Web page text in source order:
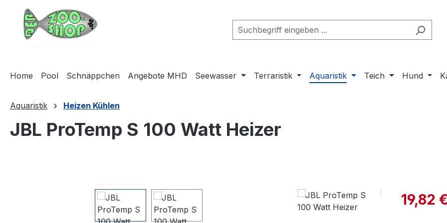
Hauptinhalt springen
Zur Suche springen
Zur Hauptnavigation springen
Home Pool Schnäppchen Angebote MHD Seewasser Terraristik Aquaristik Teich Hund
Aquaristik Heizen Kühlen
JBL ProTemp S 100 Watt Heizer
19,82 €